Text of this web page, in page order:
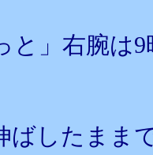
と」右腕は
ばしたまま